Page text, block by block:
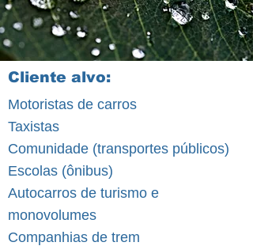
Cliente alvo:
Motoristas de carros
Taxistas
Comunidade (transportes públicos)
Escolas (ônibus)
Autocarros de turismo e
monovolumes
Companhias de trem